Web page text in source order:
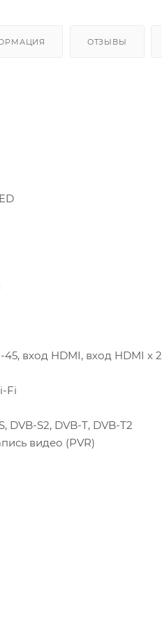
ОТЗЫВЫ
вход HDMI, вход HDMI x 2
Fi
DVB-S2, DVB-T, DVB-T2
видео (PVR)